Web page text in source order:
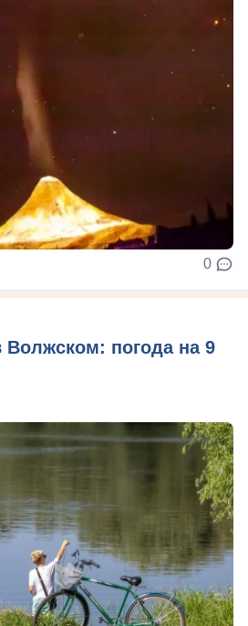
0
погода на 9